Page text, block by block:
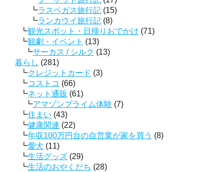
ラスベガス旅行記 (15)
ランカウイ旅行記 (8)
観光スポット・日帰りおでかけ (71)
観劇・イベント (13)
サーカス / シルク (13)
暮らし (281)
クレジットカード (3)
コストコ (66)
ネット通販 (61)
アマゾンプライム体験 (7)
住まい (43)
健康関連 (22)
年収100万円台の自営業が家を買う (8)
愛犬 (11)
生活グッズ (29)
生活のおやくだち (28)